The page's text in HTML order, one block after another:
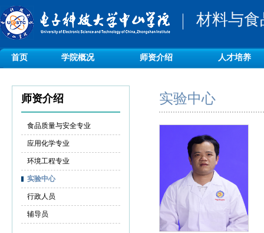
材料与
首页 学院概况 师资介绍 人才培养
师资介绍
食品质量与安全专业
应用化学专业
环境工程专业
实验中心
行政人员
辅导员
实验中心